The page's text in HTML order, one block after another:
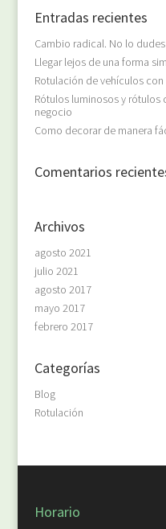
Entradas recientes
Cambio radical. No lo dudes
Llegar lejos de una forma
Rotulación de vehículos
Rótulos luminosos y
negocio
Como decorar de manera
Comentarios
Archivos
agosto 2021
julio 2021
agosto 2017
mayo 2017
febrero 2017
Categorías
Blog
Rotulación
Horario